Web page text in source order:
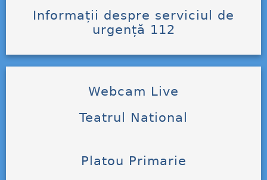
Informații despre serviciul de
urgență 112
Webcam Live
Teatrul National
Platou Primarie